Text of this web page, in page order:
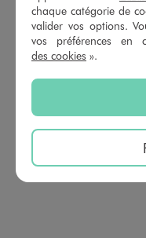
chaque catégorie de
valider vos options.
vos préférences en
des cookies ».